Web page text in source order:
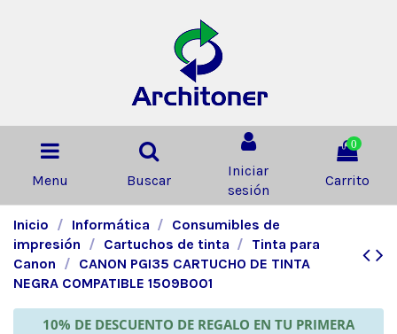
Menu Buscar
Iniciar
sesión
0
Carrito
Inicio Informática
Consumibles de
impresión
Cartuchos de tinta
Tinta para
Canon
CANON PGI35 CARTUCHO DE TINTA
NEGRA COMPATIBLE 1509B001
10% DE DESCUENTO DE REGALO EN TU PRIMERA